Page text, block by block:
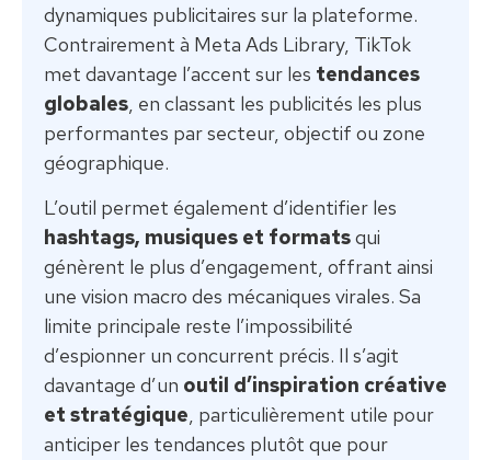
dynamiques publicitaires sur la plateforme.
Contrairement à Meta Ads Library, TikTok
met davantage l’accent sur les tendances
globales, en classant les publicités les plus
performantes par secteur, objectif ou zone
géographique.
L’outil permet également d’identifier les
hashtags, musiques et formatsqui
génèrent le plus d’engagement, offrant ainsi
une vision macro des mécaniques virales. Sa
limite principale reste l’impossibilité
d’espionner un concurrent précis. Il s’agit
davantage d’un outil d’inspiration créative
et stratégique, particulièrement utile pour
anticiper les tendances plutôt que pour